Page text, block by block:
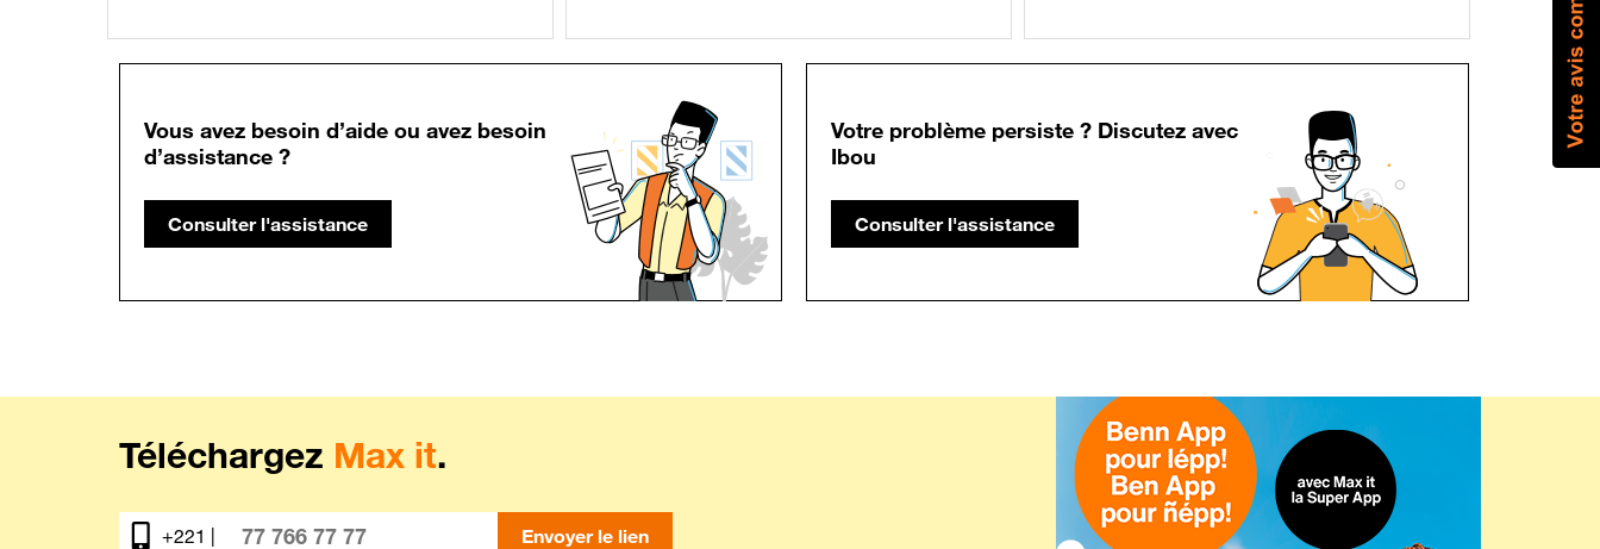
Vous avez besoin d’aide ou avez besoin
d’assistance ?
Consulter l'assistance
Votre problème persiste ? Discutez avec
Ibou
Consulter l'assistance
Téléchargez Max it.
+221 | Envoyer le lien